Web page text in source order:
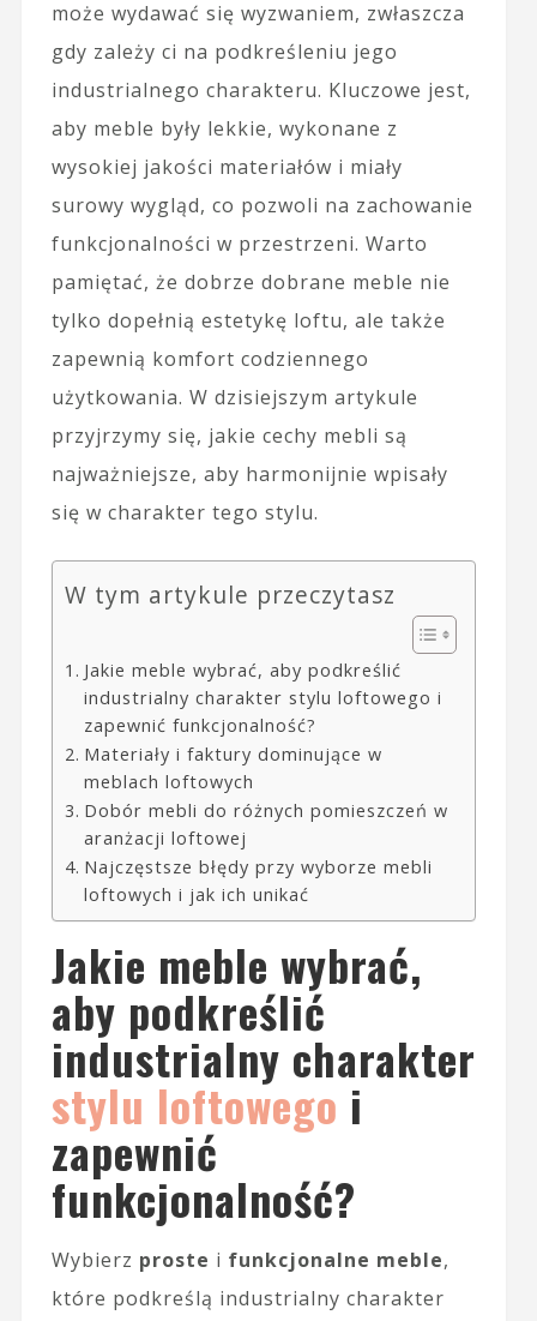
może wydawać się wyzwaniem, zwłaszcza
gdy zależy ci na podkreśleniu jego
industrialnego charakteru. Kluczowe jest,
aby meble były lekkie, wykonane z
wysokiej jakości materiałów i miały
surowy wygląd, co pozwoli na zachowanie
funkcjonalności w przestrzeni. Warto
pamiętać, że dobrze dobrane meble nie
tylko dopełnią estetykę loftu, ale także
zapewnią komfort codziennego
użytkowania. W dzisiejszym artykule
przyjrzymy się, jakie cechy mebli są
najważniejsze, aby harmonijnie wpisały
się w charakter tego stylu.
W tym artykule przeczytasz
Jakie meble wybrać, aby podkreślić
industrialny charakter stylu loftowego i
zapewnić funkcjonalność?
Materiały i faktury dominujące w
meblach loftowych
Dobór mebli do różnych pomieszczeń w
aranżacji loftowej
Najczęstsze błędy przy wyborze mebli
loftowych i jak ich unikać
Jakie meble wybrać,
aby podkreślić
industrialny charakter
stylu loftowego i
zapewnić
funkcjonalność?
Wybierz proste i funkcjonalne meble,
które podkreślą industrialny charakter